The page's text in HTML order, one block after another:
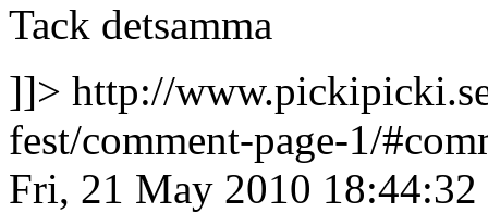
Tack detsamma
]]> http://
fest/comment-page-1/
Fri, 21 May 2010 18:44:32